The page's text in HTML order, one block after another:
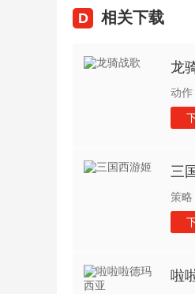
D 相关下载
龙
动作
三
策略